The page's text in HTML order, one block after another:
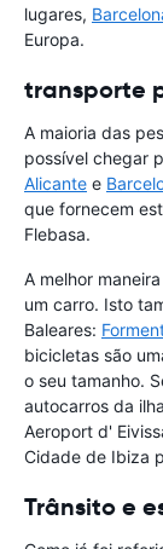
lugares,
Europa.
transporte
A maioria das
possível chegar
Alicante e
que fornecem
Flebasa.
A melhor
um carro. Isto
Baleares:
bicicletas são
o seu tamanho.
autocarros da
Aeroport d'
Cidade de Ibiza
Trânsito e